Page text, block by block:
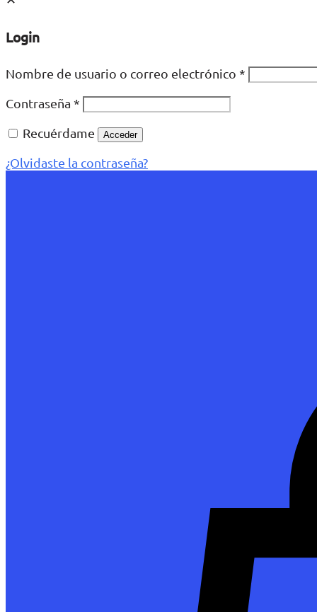
Login
Nombre de usuario o correo electrónico *
Contraseña *
Recuérdame
Acceder
¿Olvidaste la contraseña?